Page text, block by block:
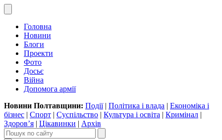
Головна
Новини
Блоги
Проекти
Фото
Досьє
Війна
Допомога армії
Новини Полтавщини: Події| Політика і влада | Економіка і
бізнес | Спорт | Суспільство | Культура і освіта | Кримінал |
Здоров’я | Цікавинки | Архів